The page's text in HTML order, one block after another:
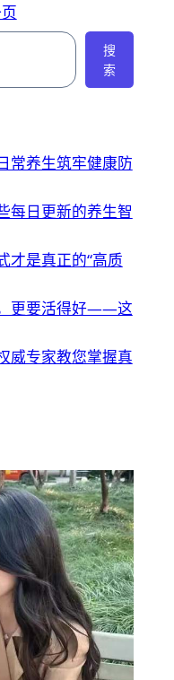
搜
索
常养生筑牢健康防
每日更新的养生智
才是真正的“高质
更要活得好——这
威专家教您掌握真